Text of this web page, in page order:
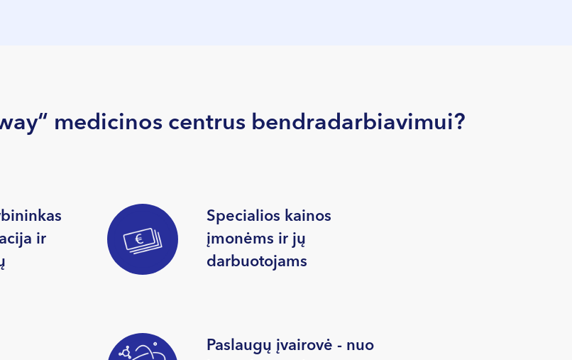
medicinos centrus bendradarbiavimui?
ir
Specialios kainos
įmonėms ir jų
darbuotojams
Paslaugų įvairovė - nuo